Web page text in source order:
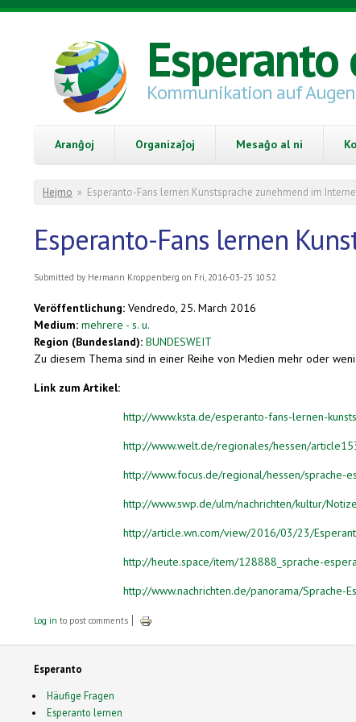
Skip to main content
Esperanto
Kommunikation auf
Aranĝoj Organizaĵoj Mesaĝo al ni
You are here
Hejmo » Esperanto-Fans lernen Kunstsprache zunehmend im
Esperanto-Fans lernen
Submitted by Hermann Kroppenberg on Fri, 2016-03-25 10:52
Veröffentlichung: Vendredo, 25. March 2016
Medium: mehrere - s. u.
Region (Bundesland): BUNDESWEIT
Zu diesem Thema sind in einer Reihe von Medien mehr oder
Link zum Artikel:
http://www.ksta.de/esperanto-fans-lernen-
http://www.welt.de/regionales/hessen/
http://www.focus.de/regional/hessen/sprache-
http://www.swp.de/ulm/nachrichten/kultur/
http://article.wn.com/view/2016/03/23/
http://heute.space/item/128888_sprache-
http://www.nachrichten.de/panorama/
Log in to post comments
Esperanto
Häufige Fragen
Esperanto lernen